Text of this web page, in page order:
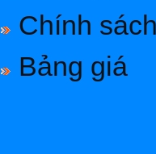
Chính sách
Bảng giá